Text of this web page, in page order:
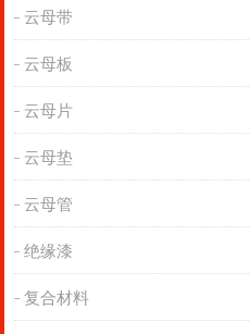
云母带
云母板
云母片
云母垫
云母管
绝缘漆
复合材料